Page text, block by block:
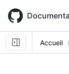
main
content
Accueil